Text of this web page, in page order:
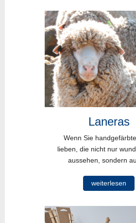
Laneras
Wenn Sie
lieben, die nicht nur
aussehen, sondern
weiterlesen